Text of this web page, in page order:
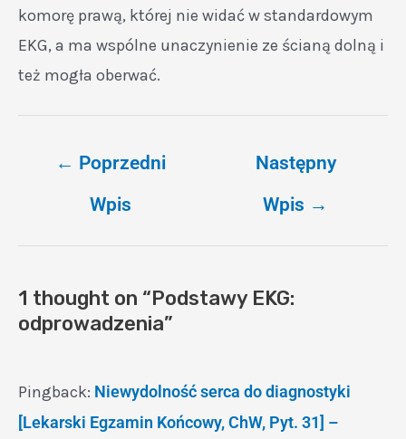
komorę prawą, której nie widać w standardowym
EKG, a ma wspólne unaczynienie ze ścianą dolną i
też mogła oberwać.
← Poprzedni
Wpis
Następny
Wpis →
1 thought on “Podstawy EKG:
odprowadzenia”
Pingback: Niewydolność serca do diagnostyki
[Lekarski Egzamin Końcowy, ChW, Pyt. 31] –